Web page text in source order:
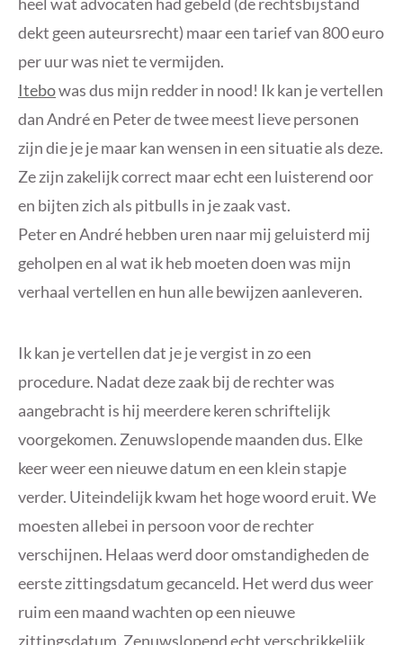
dekt geen auteursrecht) maar een tarief van 800 euro
per uur was niet te vermijden.
Itebowas dus mijn redder in nood! Ik kan je vertellen
dan André en Peter de twee meest lieve personen
zijn die je je maar kan wensen in een situatie als deze.
Ze zijn zakelijk correct maar echt een luisterend oor
en bijten zich als pitbulls in je zaak vast.
Peter en André hebben uren naar mij geluisterd mij
geholpen en al wat ik heb moeten doen was mijn
verhaal vertellen en hun alle bewijzen aanleveren.
Ik kan je vertellen dat je je vergist in zo een
procedure. Nadat deze zaak bij de rechter was
aangebracht is hij meerdere keren schriftelijk
voorgekomen. Zenuwslopende maanden dus. Elke
keer weer een nieuwe datum en een klein stapje
verder. Uiteindelijk kwam het hoge woord eruit. We
moesten allebei in persoon voor de rechter
verschijnen. Helaas werd door omstandigheden de
eerste zittingsdatum gecanceld. Het werd dus weer
ruim een maand wachten op een nieuwe
zittingsdatum. Zenuwslopend echt verschrikkelijk.